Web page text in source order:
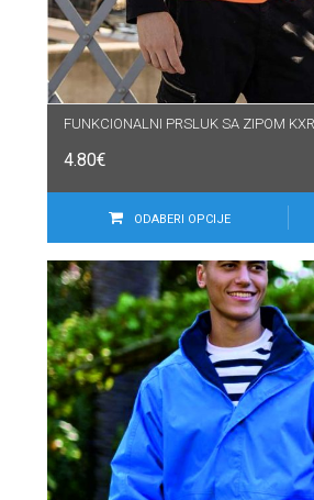
FUNKCIONALNI PRSLUK SA ZIPOM
4.80€
ODABERI OPCIJE